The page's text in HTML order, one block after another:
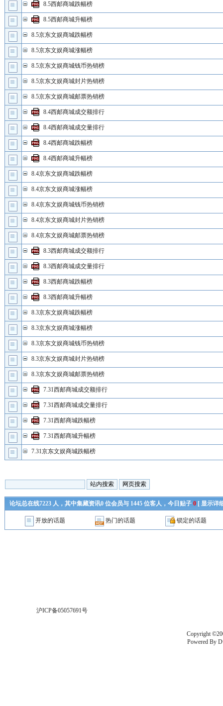
8.5西邮商城跌幅榜
8.5西邮商城升幅榜
8.5京东文娱商城跌幅榜
8.5京东文娱商城涨幅榜
8.5京东文娱商城钱币热销榜
8.5京东文娱商城封片热销榜
8.5京东文娱商城邮票热销榜
8.4西邮商城成交额排行
8.4西邮商城成交量排行
8.4西邮商城跌幅榜
8.4西邮商城升幅榜
8.4京东文娱商城跌幅榜
8.4京东文娱商城涨幅榜
8.4京东文娱商城钱币热销榜
8.4京东文娱商城封片热销榜
8.4京东文娱商城邮票热销榜
8.3西邮商城成交额排行
8.3西邮商城成交量排行
8.3西邮商城跌幅榜
8.3西邮商城升幅榜
8.3京东文娱商城跌幅榜
8.3京东文娱商城涨幅榜
8.3京东文娱商城钱币热销榜
8.3京东文娱商城封片热销榜
8.3京东文娱商城邮票热销榜
7.31西邮商城成交额排行
7.31西邮商城成交量排行
7.31西邮商城跌幅榜
7.31西邮商城升幅榜
7.31京东文娱商城跌幅榜
论坛总在线7223人，其中集藏资讯0位会员与 1445位客人，今日贴子 0 [ 显示详
开放的话题 热门的话题 锁定的话题
沪ICP备05057691号
Copyright
Powered By